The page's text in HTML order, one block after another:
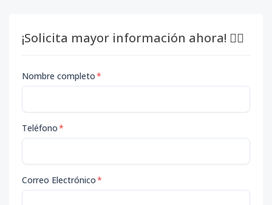
¡Solicita mayor información ahora! 👇🏽
Nombre completo*
Teléfono*
Correo Electrónico*